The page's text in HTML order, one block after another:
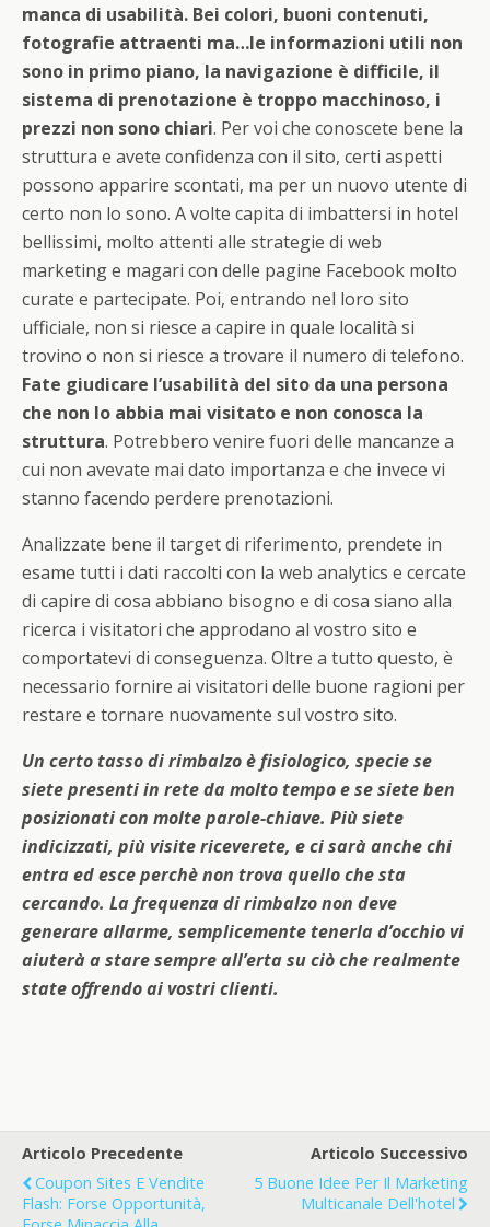
manca di usabilità. Bei colori, buoni contenuti,
fotografie attraenti ma…le informazioni utili non
sono in primo piano, la navigazione è difficile, il
sistema di prenotazione è troppo macchinoso, i
prezzi non sono chiari. Per voi che conoscete bene la
struttura e avete confidenza con il sito, certi aspetti
possono apparire scontati, ma per un nuovo utente di
certo non lo sono. A volte capita di imbattersi in hotel
bellissimi, molto attenti alle strategie di web
marketing e magari con delle pagine Facebook molto
curate e partecipate. Poi, entrando nel loro sito
ufficiale, non si riesce a capire in quale località si
trovino o non si riesce a trovare il numero di telefono.
Fate giudicare l’usabilità del sito da una persona
che non lo abbia mai visitato e non conosca la
struttura. Potrebbero venire fuori delle mancanze a
cui non avevate mai dato importanza e che invece vi
stanno facendo perdere prenotazioni.
Analizzate bene il target di riferimento, prendete in
esame tutti i dati raccolti con la web analytics e cercate
di capire di cosa abbiano bisogno e di cosa siano alla
ricerca i visitatori che approdano al vostro sito e
comportatevi di conseguenza. Oltre a tutto questo, è
necessario fornire ai visitatori delle buone ragioni per
restare e tornare nuovamente sul vostro sito.
Un certo tasso di rimbalzo è fisiologico, specie se
siete presenti in rete da molto tempo e se siete ben
posizionati con molte parole-chiave. Più siete
indicizzati, più visite riceverete, e ci sarà anche chi
entra ed esce perchè non trova quello che sta
cercando. La frequenza di rimbalzo non deve
generare allarme, semplicemente tenerla d’occhio vi
aiuterà a stare sempre all’erta su ciò che realmente
state offrendo ai vostri clienti.
Articolo Precedente
Coupon Sites E Vendite
Flash: Forse Opportunità,
Articolo Successivo
5 Buone Idee Per Il Marketing
Multicanale Dell'hotel